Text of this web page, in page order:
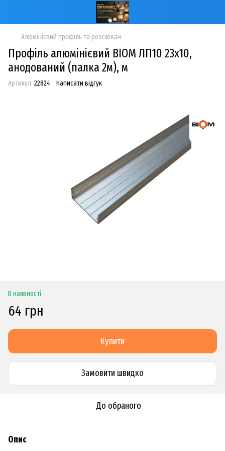
Алюмінієвий профіль та розсіювач
Профіль алюмінієвий BIOM ЛП10 23х10,
анодований (палка 2м), м
Артикул: 22824 Написати відгук
В наявності
64 грн
Купити
Замовити швидко
До обраного
Опис